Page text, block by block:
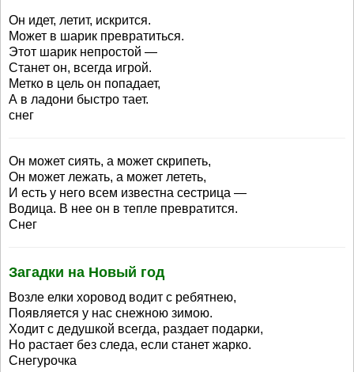
Он идет, летит, искрится.
Может в шарик превратиться.
Этот шарик непростой —
Станет он, всегда игрой.
Метко в цель он попадает,
А в ладони быстро тает.
снег
Он может сиять, а может скрипеть,
Он может лежать, а может лететь,
И есть у него всем известна сестрица —
Водица. В нее он в тепле превратится.
Снег
Загадки на Новый год
Возле елки хоровод водит с ребятнею,
Появляется у нас снежною зимою.
Ходит с дедушкой всегда, раздает подарки,
Но растает без следа, если станет жарко.
Снегурочка